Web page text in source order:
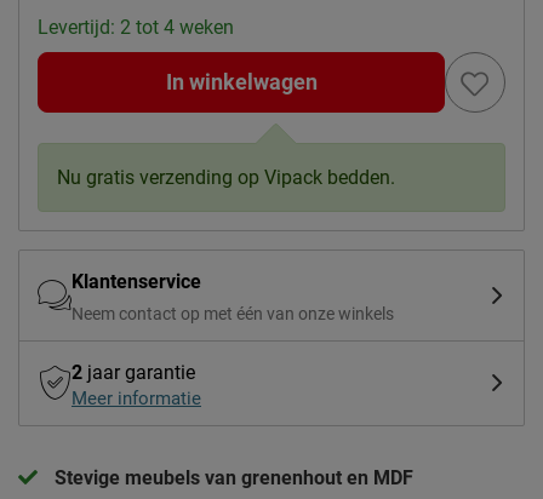
Levertijd: 2 tot 4 weken
In winkelwagen
Nu gratis verzending op Vipack bedden.
Klantenservice
Neem contact op met één van onze winkels
2 jaar garantie
Meer informatie
Stevige meubels van grenenhout en MDF